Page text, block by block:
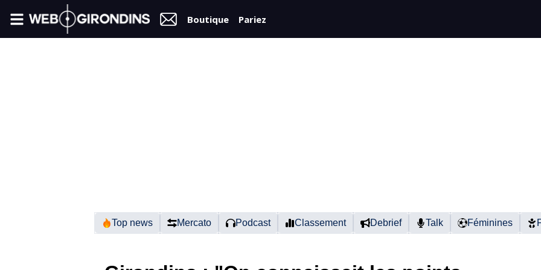
Boutique Pariez
Top news Mercato Podcast Classement Debrief Talk Féminines